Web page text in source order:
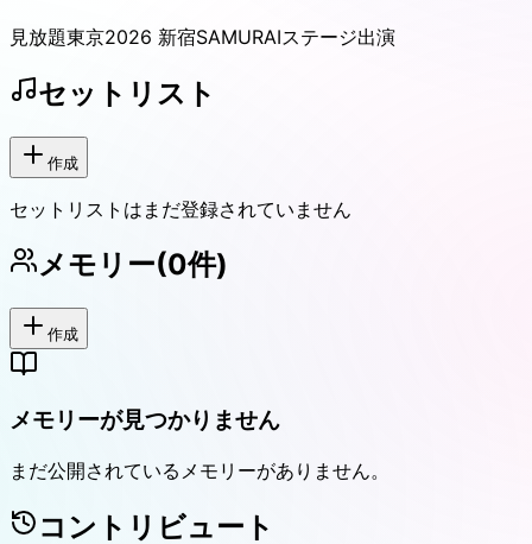
見放題東京2026 新宿SAMURAIステージ出演
セットリスト
作成
セットリストはまだ登録されていません
メモリー(0件)
作成
メモリーが見つかりません
まだ公開されているメモリーがありません。
コントリビュート